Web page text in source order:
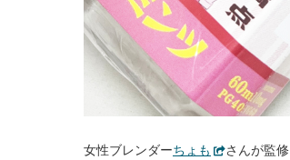
女性ブレンダーちょも さんが監